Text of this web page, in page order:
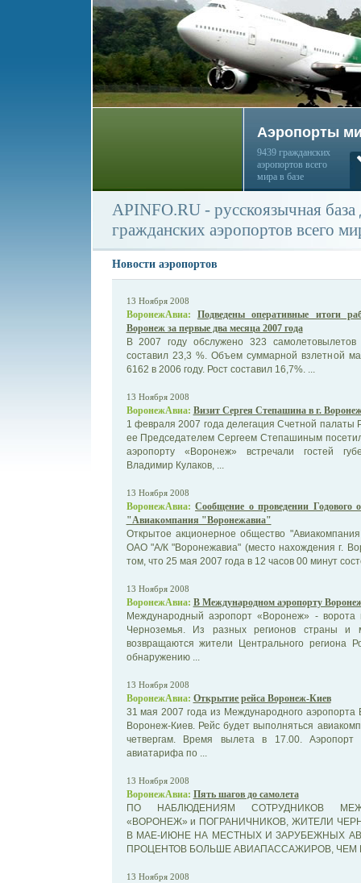
Аэропорты
9439 гражданских
аэропортов всего
мира в базе
APINFO.RU - русскоязычная
гражданских аэропортов всего
Новости аэропортов
13 Ноября 2008
ВоронежАвиа:
Подведены оперативные итоги
Воронеж за первые два месяца 2007 года
В 2007 году обслужено 323
составил 23,3 %. Объем суммарной взлетной
6162 в 2006 году. Рост составил 16,7%. ...
13 Ноября 2008
ВоронежАвиа: Визит Сергея Степашина в г.
1 февраля 2007 года делегация Счетной палаты
ее Председателем Сергеем Степашиным
аэропорту «Воронеж» встречали гостей
Владимир Кулаков, ...
13 Ноября 2008
ВоронежАвиа: Сообщение о проведении Годового
"Авиакомпания "Воронежавиа"
Открытое акционерное общество
ОАО "А/К "Воронежавиа" (место нахождения г.
том, что 25 мая 2007 года в 12 часов 00 минут
13 Ноября 2008
ВоронежАвиа: В Международном аэропорту
Международный аэропорт «Воронеж» - ворота
Черноземья. Из разных регионов страны и
возвращаются жители Центрального региона
обнаружению ...
13 Ноября 2008
ВоронежАвиа: Открытие рейса Воронеж-Киев
31 мая 2007 года из Международного
Воронеж-Киев. Рейс будет выполняться
четвергам. Время вылета в 17.00.
авиатарифа по ...
13 Ноября 2008
ВоронежАвиа: Пять шагов до самолета
ПО НАБЛЮДЕНИЯМ СОТРУДНИКОВ
«ВОРОНЕЖ» и ПОГРАНИЧНИКОВ, ЖИТЕЛИ
В МАЕ-ИЮНЕ НА МЕСТНЫХ И ЗАРУБЕЖНЫХ
ПРОЦЕНТОВ БОЛЬШЕ АВИАПАССАЖИРОВ, ЧЕМ
13 Ноября 2008